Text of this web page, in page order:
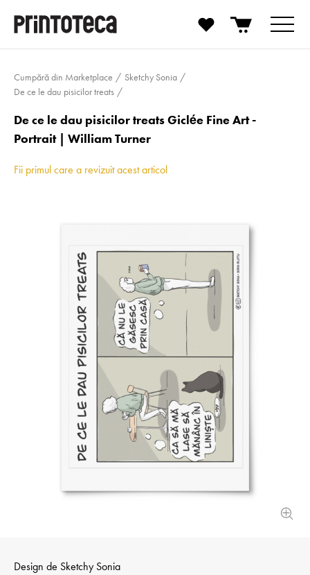
Cumpără din Marketplace
Sketchy Sonia
De ce le dau pisicilor treats
De ce le dau pisicilor treats Giclée Fine Art -
Portrait | William Turner
Fii primul care a revizuit acest articol
Design de Sketchy Sonia